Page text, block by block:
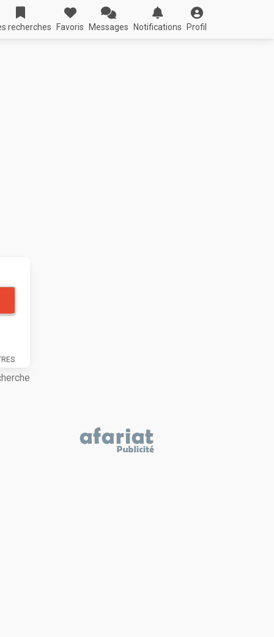
recherches Favoris Messages Notifications Profil